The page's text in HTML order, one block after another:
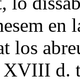
en
los
d.